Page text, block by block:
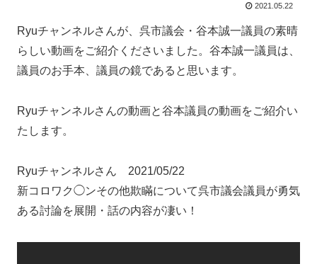
2021.05.22
Ryuチャンネルさんが、呉市議会・谷本誠一議員の素晴
らしい動画をご紹介くださいました。谷本誠一議員は、
議員のお手本、議員の鏡であると思います。
Ryuチャンネルさんの動画と谷本議員の動画をご紹介い
たします。
Ryuチャンネルさん 2021/05/22
新コロワク◯ンその他欺瞞について呉市議会議員が勇気
ある討論を展開・話の内容が凄い！